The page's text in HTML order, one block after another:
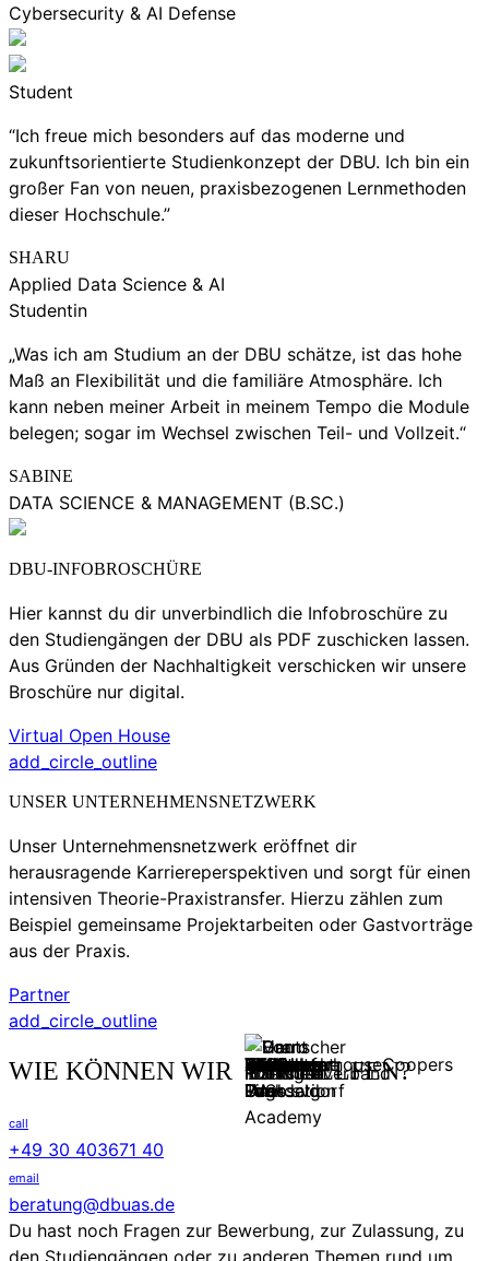
Cybersecurity & AI Defense
Student
“Ich freue mich besonders auf das moderne und
zukunftsorientierte Studienkonzept der DBU. Ich bin ein
großer Fan von neuen, praxisbezogenen Lernmethoden
dieser Hochschule.”
SHARU
Applied Data Science & AI
Studentin
„Was ich am Studium an der DBU schätze, ist das hohe
Maß an Flexibilität und die familiäre Atmosphäre. Ich
kann neben meiner Arbeit in meinem Tempo die Module
belegen; sogar im Wechsel zwischen Teil- und Vollzeit.“
SABINE
DATA SCIENCE & MANAGEMENT (B.SC.)
DBU-INFOBROSCHÜRE
Hier kannst du dir unverbindlich die Infobroschüre zu
den Studiengängen der DBU als PDF zuschicken lassen.
Aus Gründen der Nachhaltigkeit verschicken wir unsere
Broschüre nur digital.
Virtual Open House
add_circle_outline
UNSER UNTERNEHMENSNETZWERK
Unser Unternehmensnetzwerk eröffnet dir
herausragende Karriereperspektiven und sorgt für einen
intensiven Theorie-Praxistransfer. Hierzu zählen zum
Beispiel gemeinsame Projektarbeiten oder Gastvorträge
aus der Praxis.
Partner
add_circle_outline
WIE KÖNNEN WIR DIR HELFEN?
call
+49 30 403671 40
email
beratung@dbuas.de
Du hast noch Fragen zur Bewerbung, zur Zulassung, zu
den Studiengängen oder zu anderen Themen rund um